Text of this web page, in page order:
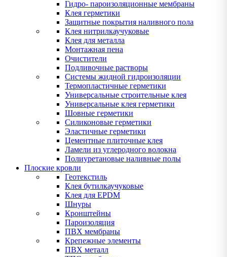
Гидро- пароизоляционные мембраны
Клея герметики
Защитные покрытия наливного пола
Клея нитрилкаучуковые
Клея для металла
Монтажная пена
Очистители
Подливочные растворы
Системы жидной гидроизоляции
Термопластичные герметики
Универсальные строительные клея
Универсальные клея герметики
Шовные герметики
Силиконовые герметики
Эластичные герметики
Цементные плиточные клея
Ламели из углеродного волокна
Полиуретановые наливные полы
Плоские кровли
Геотекстиль
Клея бутилкаучуковые
Клея для EPDM
Шнуры
Кронштейны
Пароизоляция
ПВХ мембраны
Крепежные элементы
ПВХ металл